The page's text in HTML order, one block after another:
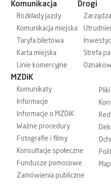
Komunikacja
Rozkłady jazdy
Komunikacja miejska
Taryfa biletowa
Karta miejska
Linie komercyjne
Drogi
Strefa
MZDiK
Komunikaty
Informacje
Informacje o MZDiK
Ważne procedury
Fotografie i filmy
Konsultacje społeczne
Fundusze pomocowe
Zamówienia publiczne